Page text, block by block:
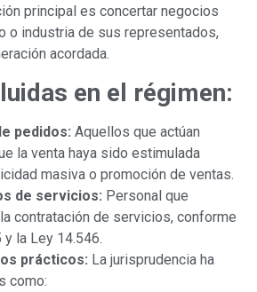
principal es concertar negocios
o industria de sus representados,
acordada.
en el régimen:
pedidos: Aquellos que actúan
la venta haya sido estimulada
masiva o promoción de ventas.
de servicios: Personal que
contratación de servicios, conforme
la Ley 14.546.
prácticos: La jurisprudencia ha
como: